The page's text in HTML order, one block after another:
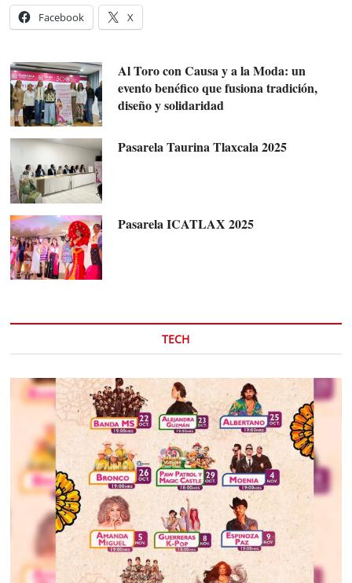
Facebook X
Al Toro con Causa y a la Moda: un
evento benéfico que fusiona tradición,
diseño y solidaridad
Pasarela Taurina Tlaxcala 2025
Pasarela ICATLAX 2025
TECH